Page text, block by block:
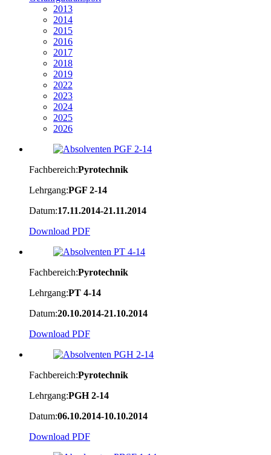
2013
2014
2015
2016
2017
2018
2019
2022
2023
2024
2025
2026
Fachbereich:Pyrotechnik
Lehrgang:PGF 2-14
Datum:17.11.2014-21.11.2014
Download PDF
Fachbereich:Pyrotechnik
Lehrgang:PT 4-14
Datum:20.10.2014-21.10.2014
Download PDF
Fachbereich:Pyrotechnik
Lehrgang:PGH 2-14
Datum:06.10.2014-10.10.2014
Download PDF